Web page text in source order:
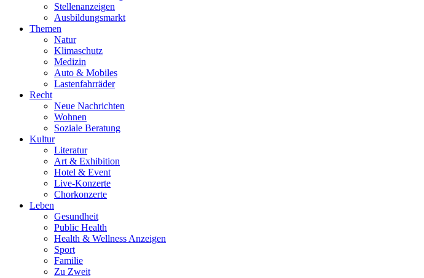
Stellenanzeigen
Ausbildungsmarkt
Themen
Natur
Klimaschutz
Medizin
Auto & Mobiles
Lastenfahrräder
Recht
Neue Nachrichten
Wohnen
Soziale Beratung
Kultur
Literatur
Art & Exhibition
Hotel & Event
Live-Konzerte
Chorkonzerte
Leben
Gesundheit
Public Health
Health & Wellness Anzeigen
Sport
Familie
Zu Zweit